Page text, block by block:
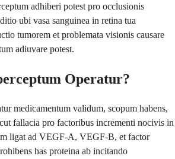
adhiberi potest pro occlusionis
ubi vasa sanguinea in retina tua
tumorem et problemata visionis causare
adiuvare potest.
Operatur?
medicamentum validum, scopum habens,
fallacia pro factoribus incrementi nocivis in
ligat ad VEGF-A, VEGF-B, et factor
has proteina ab incitando